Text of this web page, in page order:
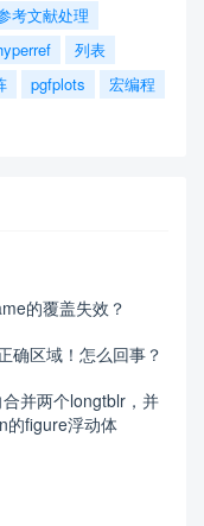
考文献处理
列表
pgfplots
宏编程
的覆盖失效？
确区域！怎么回事？
并两个longtblr，并
的figure浮动体